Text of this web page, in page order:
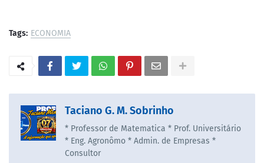
Tags: ECONOMIA
Taciano G. M. Sobrinho
* Professor de Matematica * Prof. Universitário
* Eng. Agronômo * Admin. de Empresas *
Consultor